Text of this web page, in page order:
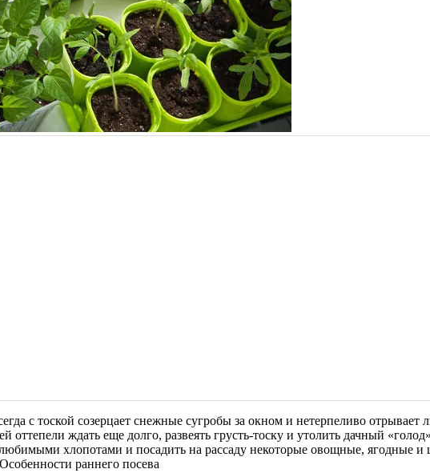
с тоской созерцает снежные сугробы за окном и нетерпеливо отрывает
оттепели ждать еще долго, развеять грусть-тоску и утолить дачный
хлопотами и посадить на рассаду некоторые овощные, ягодные и